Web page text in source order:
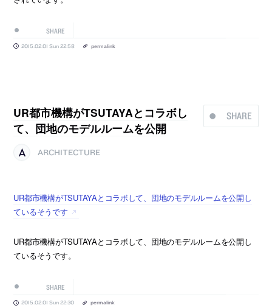
SHARE
2015.02.01 Sun 22:58 permalink
SHARE
UR都市機構がTSUTAYAとコラボし
て、団地のモデルルームを公開
ARCHITECTURE
UR都市機構がTSUTAYAとコラボして、団地のモデルルームを公開し
ているそうです
UR都市機構がTSUTAYAとコラボして、団地のモデルルームを公開し
ているそうです。
SHARE
2015.02.01 Sun 22:30 permalink